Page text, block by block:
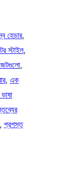
হেডার
স্টাইল
, এক
, প্রশস্ত